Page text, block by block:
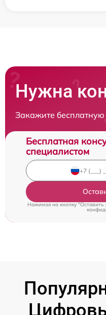
Нужна
Закажите
Бесплатная
специалистом
Нажимая на кнопку "Оставить